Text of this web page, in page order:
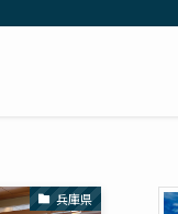
兵庫県